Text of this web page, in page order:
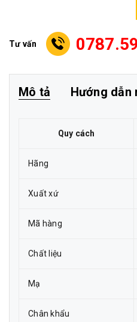
Tư vấn
Mô tả Hướng dẫn
Quy cách
Hãng
Xuất xứ
Mã hàng
Chất liệu
Mạ
Chân khẩu